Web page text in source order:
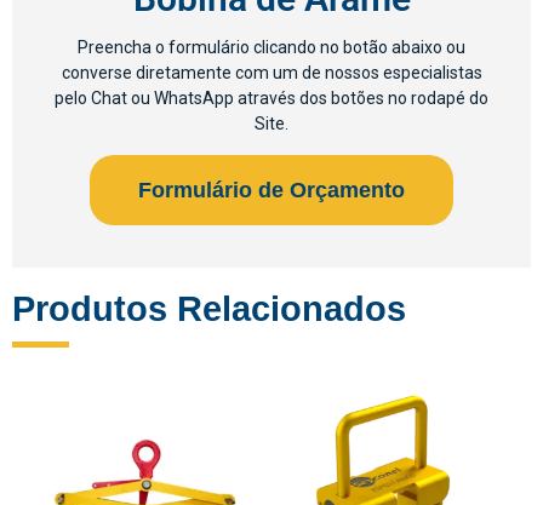
Preencha o formulário clicando no botão abaixo ou
converse diretamente com um de nossos especialistas
pelo Chat ou WhatsApp através dos botões no rodapé do
Site.​
Formulário de Orçamento
Produtos Relacionados